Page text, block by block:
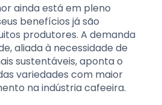
ainda está em pleno
benefícios já são
produtores. A demanda
aliada à necessidade de
sustentáveis, aponta o
variedades com maior
na indústria cafeeira.